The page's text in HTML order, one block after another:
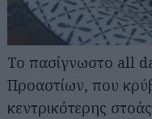
Το πασίγνωστο all
Προαστίων, που
κεντρικότερης